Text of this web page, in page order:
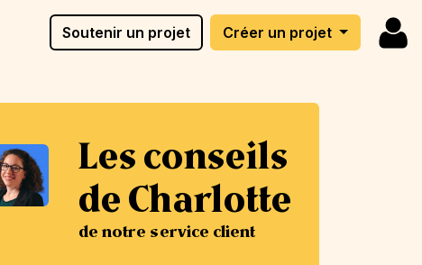
Soutenir un projet Créer un projet
Les conseils
de Charlotte
de notre service client